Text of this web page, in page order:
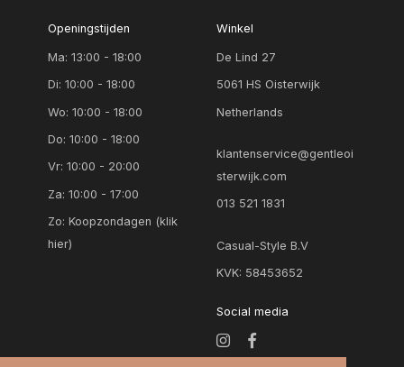
Openingstijden
Ma: 13:00 - 18:00
Di: 10:00 - 18:00
Wo: 10:00 - 18:00
Do: 10:00 - 18:00
Vr: 10:00 - 20:00
Za: 10:00 - 17:00
Zo:Koopzondagen (klik
hier)
Winkel
De Lind 27
5061 HS Oisterwijk
Netherlands
klantenservice@gentleoi
sterwijk.com
013 521 1831
Casual-Style B.V
KVK: 58453652
Social media